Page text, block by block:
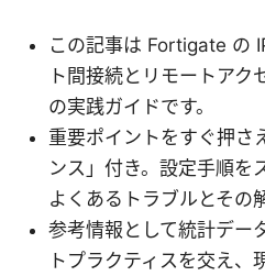
この記事は Fortigate の
ト間接続とリモートアク
の実践ガイドです。
重要ポイントをすぐ押さ
ンス」付き。設定手順を
よくあるトラブルとその
参考情報として統計デー
トプラクティスを交え